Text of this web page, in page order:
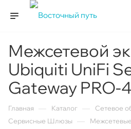
Межсетевой
Ubiquiti UniFi
Gateway PRO-4
Главная Каталог Сетевое
Сервисные Шлюзы